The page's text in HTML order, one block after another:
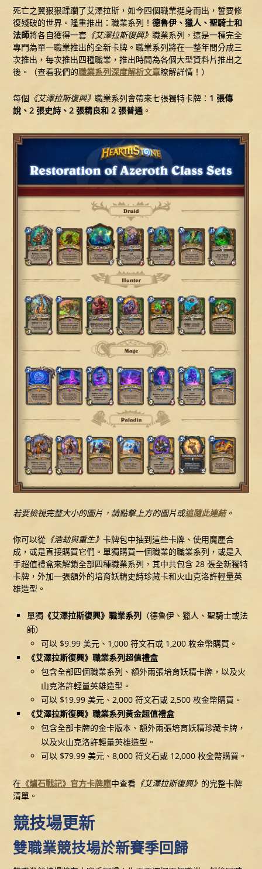
死亡之翼狠狠蹂躪了艾澤拉斯，如今四個職業挺身而出，誓要修
復殘破的世界。隆重推出：職業系列！德魯伊、獵人、聖騎士和
法師將各自獲得一套 《艾澤拉斯復興》職業系列，這是一種完全
專門為單一職業推出的全新卡牌。職業系列將在一整年間分成三
次推出，每次推出四種職業，推出時間為各個大型資料片推出之
後。（查看我們的職業系列深度解析文章瞭解詳情！）
每個 《艾澤拉斯復興》職業系列會帶來七張獨特卡牌： 1 張傳
說、2 張史詩、2 張精良和 2 張普通 。
若要檢視完整大小的圖片，請點擊上方的圖片或追隨此連結。
你可以從 《浩劫與重生》卡牌包中抽到這些卡牌、使用魔塵合
成，或是直接購買它們。單獨購買一個職業的職業系列，或是入
手超值禮盒來解鎖全部四種職業系列，其中共包含 28 張全新獨特
卡牌，外加一張額外的培育妖精史詩珍藏卡和火山克洛許輕量英
雄造型。
單獨 《艾澤拉斯復興》職業系列 （德魯伊、獵人、聖騎士或法
師）
可以 $9.99 美元、1,000 符文石或 1,200 枚金幣購買。
《艾澤拉斯復興》職業系列超值禮盒
包含全部四個職業系列、額外兩張培育妖精卡牌，以及火
山克洛許輕量英雄造型。
可以 $19.99 美元、2,000 符文石或 2,500 枚金幣購買。
《艾澤拉斯復興》職業系列黃金超值禮盒
包含全部卡牌的金卡版本、額外兩張培育妖精珍藏卡牌，
以及火山克洛許輕量英雄造型。
可以 $79.99 美元、8,000 符文石或 12,000 枚金幣購買。
在 《爐石戰記》官方卡牌庫中查看 《艾澤拉斯復興》 的完整卡牌
清單。
競技場更新
雙職業競技場於新賽季回歸